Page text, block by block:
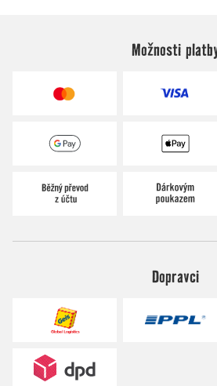
Možnosti
Dopravci